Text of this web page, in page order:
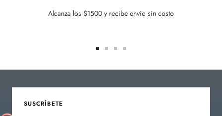
Alcanza los $1500 y recibe envío sin costo
diapositiva
diapositiva
diapositiva
diapositiva
SUSCRÍBETE